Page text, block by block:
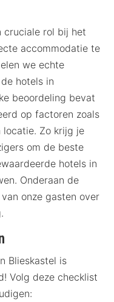
cruciale rol bij het
accommodatie te
we echte
hotels in
beoordeling bevat
op factoren zoals
Zo krijg je
om de beste
hotels in
Onderaan de
onze gasten over
Blieskastel is
Volg deze checklist